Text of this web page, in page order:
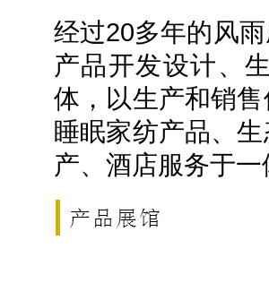
经过20多年的风
产品开发设计、
体，以生产和销
睡眠家纺产品、
产、酒店服务于